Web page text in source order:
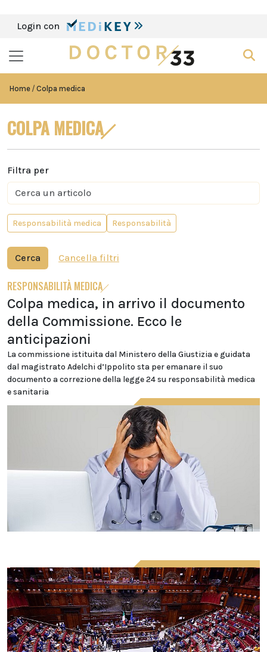
Login con
Home Colpa medica
COLPA MEDICA
Filtra per
Responsabilità medica Responsabilità
Cerca Cancella filtri
RESPONSABILITÀ MEDICA
Colpa medica, in arrivo il documento
della Commissione. Ecco le
anticipazioni
La commissione istituita dal Ministero della Giustizia e guidata
dal magistrato Adelchi d’Ippolito sta per emanare il suo
documento a correzione della legge 24 su responsabilità medica
e sanitaria